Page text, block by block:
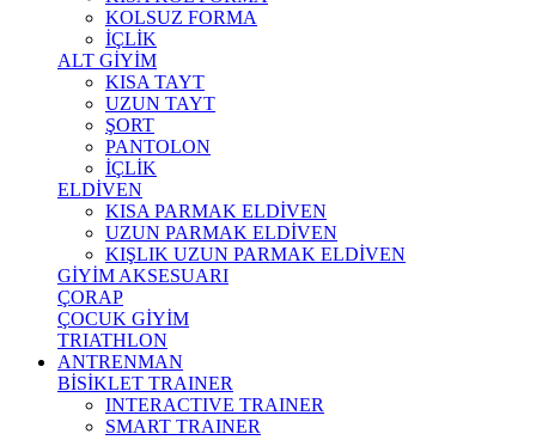
KOLSUZ FORMA
İÇLİK
ALT GİYİM
KISA TAYT
UZUN TAYT
ŞORT
PANTOLON
İÇLİK
ELDİVEN
KISA PARMAK ELDİVEN
UZUN PARMAK ELDİVEN
KIŞLIK UZUN PARMAK ELDİVEN
GİYİM AKSESUARI
ÇORAP
ÇOCUK GİYİM
TRIATHLON
ANTRENMAN
BİSİKLET TRAINER
INTERACTIVE TRAINER
SMART TRAINER